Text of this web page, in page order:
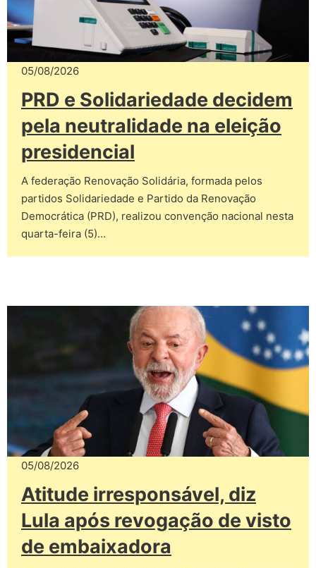
05/08/2026
PRD e Solidariedade decidem
pela neutralidade na eleição
presidencial
A federação Renovação Solidária, formada pelos
partidos Solidariedade e Partido da Renovação
Democrática (PRD), realizou convenção nacional nesta
quarta-feira (5)…
05/08/2026
Atitude irresponsável, diz
Lula após revogação de visto
de embaixadora